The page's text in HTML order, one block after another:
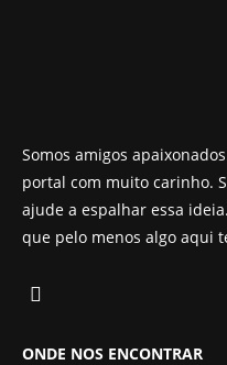
Somos amigos
portal com muito carinho.
ajude a espalhar essa
que pelo menos algo aqui
ONDE NOS ENCONTRAR